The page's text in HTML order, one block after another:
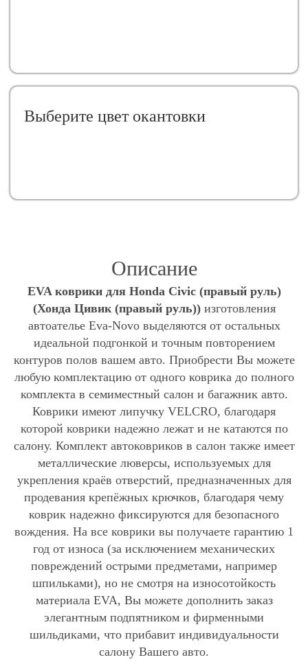
Выберите цвет окантовки
Описание
EVA коврики для Honda Civic (правый руль)
(Хонда Цивик (правый руль)) изготовления
автоателье Eva-Novo выделяются от остальных
идеальной подгонкой и точным повторением
контуров полов вашем авто. Приобрести Вы можете
любую комплектацию от одного коврика до полного
комплекта в семиместный салон и багажник авто.
Коврики имеют липучку VELCRO, благодаря
которой коврики надежно лежат и не катаются по
салону. Комплект автоковриков в салон также имеет
металлические люверсы, используемых для
укрепления краёв отверстий, предназначенных для
продевания крепёжных крючков, благодаря чему
коврик надежно фиксируются для безопасного
вождения. На все коврики вы получаете гарантию 1
год от износа (за исключением механических
повреждений острыми предметами, например
шпильками), но не смотря на износотойкость
материала EVA, Вы можете дополнить заказ
элегантным подпятником и фирменными
шильдиками, что прибавит индивидуальности
салону Вашего авто.